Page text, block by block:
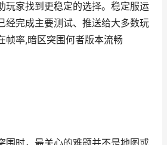
玩家找到更稳定的选择。稳定服运
经完成主要测试、推送给大多数玩
帧率,暗区突围何者版本流畅